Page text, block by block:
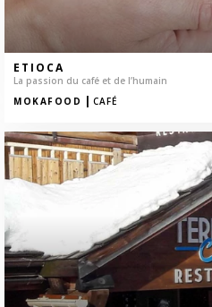
ETIOCA
La passion du café et de l’humain
MOKAFOOD | CAFÉ